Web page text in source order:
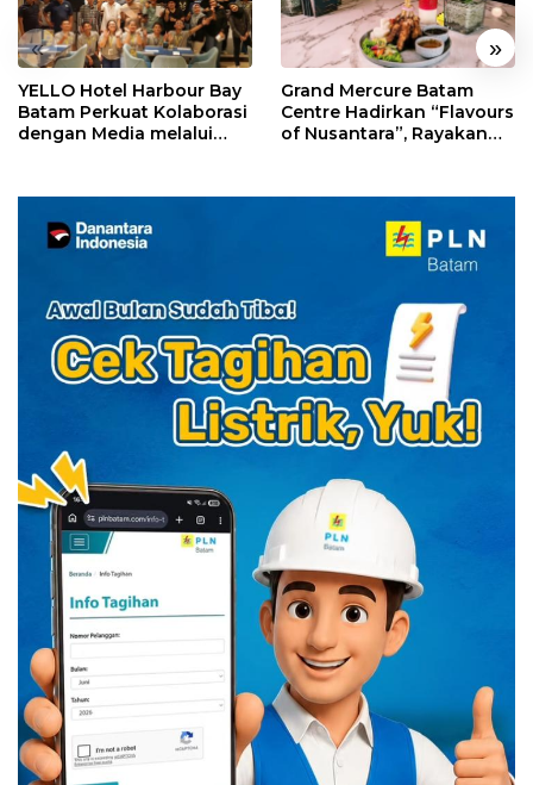
« »
YELLO Hotel Harbour Bay
Batam Perkuat Kolaborasi
dengan Media melalui
Grand Mercure Batam
Centre Hadirkan “Flavours
of Nusantara”, Rayakan